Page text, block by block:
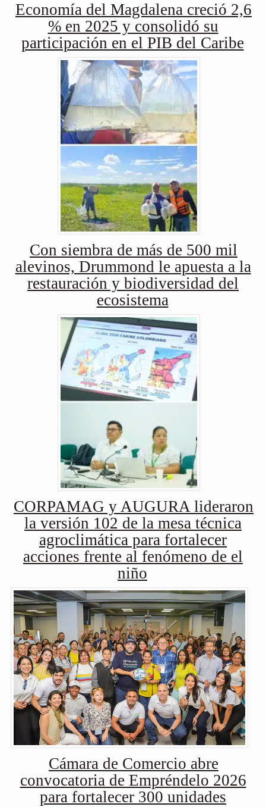
Economía del Magdalena creció 2,6
% en 2025 y consolidó su
participación en el PIB del Caribe
Con siembra de más de 500 mil
alevinos, Drummond le apuesta a la
restauración y biodiversidad del
ecosistema
CORPAMAG y AUGURA lideraron
la versión 102 de la mesa técnica
agroclimática para fortalecer
acciones frente al fenómeno de el
niño
Cámara de Comercio abre
convocatoria de Empréndelo 2026
para fortalecer 300 unidades